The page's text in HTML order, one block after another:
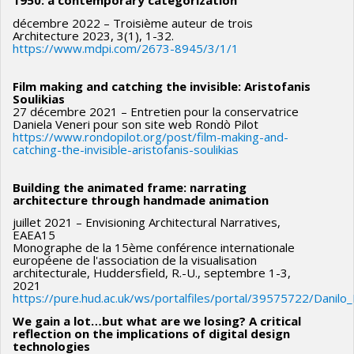
en poursuivant sa réflexion sur ses passions créatives. Il veut
tester ses habiletés à raconter des histoires sous une autre
forme et pour ce faire, prend un cours de Nouvelles Graphiques
décision est prise : revenir à Montréal, réaliser son rêve d’enfant
et étudier le film d’animation art dans lequel il pourra ‘mettre en
mouvement’ les connaissances acquises au fil des ans pour
raconter des histoires.
C'est à l'École de film Mel Hoppenheim de l'Université Concordia
où il découvre le documentaire d’animation et une large gamme
de techniques, certaines traditionnelles et très artisanales. Il est
particulièrement fasciné par le travail de Lotte Reiniger et tombe
littéralement en amour avec la technique « sous caméra »,
surtout avec les silhouettes de papier découpé, éclairées par-
dessous. Il aime fabriquer une à une les images du film, chacune
représentant un moment unique de la narration. Elles ne se
répètent jamais, créant ainsi une œuvre d’art en soi. En
Conférence en-ligne: Uncommon Senses III: Back to the
Future of the Senses
Concordia, Montréal, QC. Canada
Eco-sensing. Session 2.2.2
Mediations of sensation. Session 4.2.7
décembre 2022 – Troisième auteur de trois
Architecture 2023, 3(1), 1-32.
https://www.mdpi.com/2673-8945/3/1/1
Film making and catching the invisible: Aristofanis
Soulikias
27 décembre 2021 – Entretien pour la conservatrice
Daniela Veneri pour son site web Rondò Pilot
https://www.rondopilot.org/post/film-making-and-
catching-the-invisible-aristofanis-soulikias
Building the animated frame: narrating
architecture through handmade animation
juillet 2021 – Envisioning Architectural Narratives,
EAEA15
Monographe de la 15ème conférence internationale
européene de l'association de la visualisation
architecturale, Huddersfield, R.-U., septembre 1-3,
2021
https://pure.hud.ac.uk/ws/portalfiles/portal/39575722/
We gain a lot…but what are we losing? A critical
reflection on the implications of digital design
technologies